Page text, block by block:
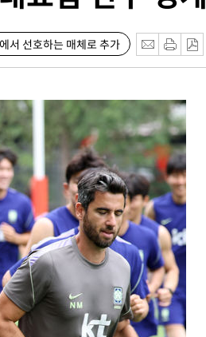
서 선호하는 매체로 추가